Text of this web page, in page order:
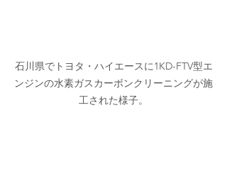
石川県でトヨタ・ハイエースに1KD-FTV型エ
ンジンの水素ガスカーボンクリーニングが施
工された様子。